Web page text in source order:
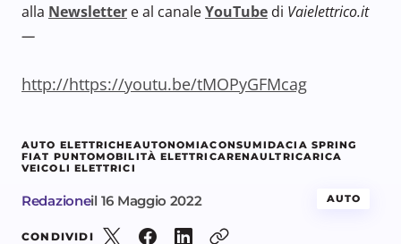
alla Newsletter e al canaleYouTube di Vaielettrico.it
—
http://https://youtu.be/tMOPyGFMcag
AUTO ELETTRICHEAUTONOMIACONSUMIDACIA SPRING
FIAT PUNTOMOBILITÀ ELETTRICARENAULTRICARICA
VEICOLI ELETTRICI
Redazioneil 16 Maggio 2022 AUTO
CONDIVIDI